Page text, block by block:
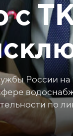
с
России на
по